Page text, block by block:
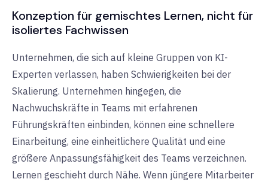
Konzeption für gemischtes Lernen, nicht für
isoliertes Fachwissen
Unternehmen, die sich auf kleine Gruppen von KI-
Experten verlassen, haben Schwierigkeiten bei der
Skalierung. Unternehmen hingegen, die
Nachwuchskräfte in Teams mit erfahrenen
Führungskräften einbinden, können eine schnellere
Einarbeitung, eine einheitlichere Qualität und eine
größere Anpassungsfähigkeit des Teams verzeichnen.
Lernen geschieht durch Nähe. Wenn jüngere Mitarbeiter